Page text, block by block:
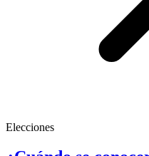
Elecciones